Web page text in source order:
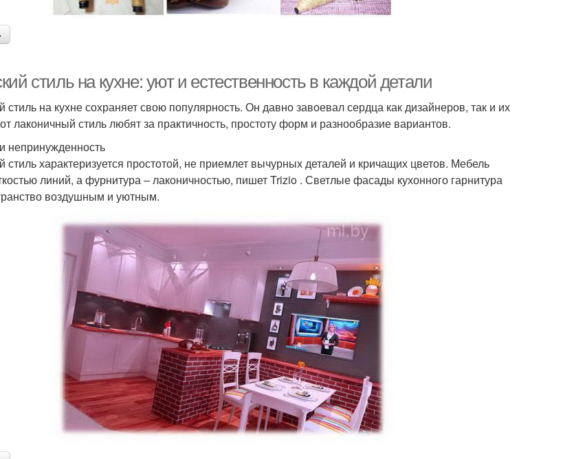
стиль на кухне: уют и естественность в каждой детали
стиль на кухне сохраняет свою популярность. Он давно завоевал сердца как дизайнеров, так и их
лаконичный стиль любят за практичность, простоту форм и разнообразие вариантов.
непринужденность
стиль характеризуется простотой, не приемлет вычурных деталей и кричащих цветов. Мебель
линий, а фурнитура – лаконичностью, пишет Trizio . Светлые фасады кухонного гарнитура
воздушным и уютным.